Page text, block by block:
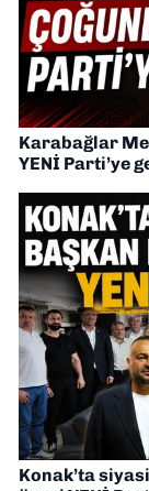
Karabağlar
YENİ Parti’ye
Konak’ta